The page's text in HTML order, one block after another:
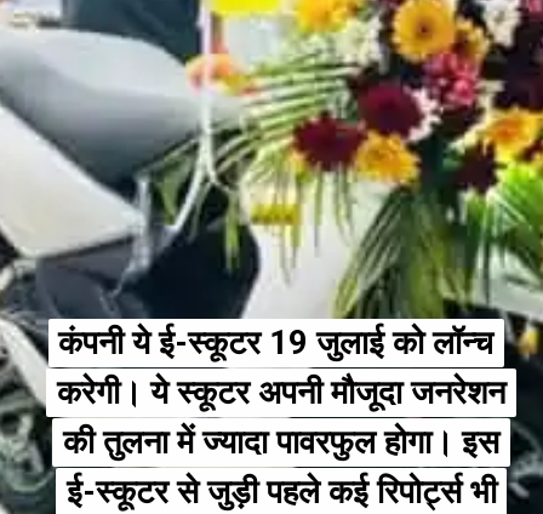
कंपनी ये ई-स्कूटर 19 जुलाई को लॉन्च
करेगी। ये स्कूटर अपनी मौजूदा जनरेशन
की तुलना में ज्यादा पावरफुल होगा। इस
ई-स्कूटर से जुड़ी पहले कई रिपोर्ट्स भी
कंपनी ये ई-स्कूटर 19 जुलाई को लॉन्च
करेगी। ये स्कूटर अपनी मौजूदा जनरेशन
की तुलना में ज्यादा पावरफुल होगा। इस
ई-स्कूटर से जुड़ी पहले कई रिपोर्ट्स भी